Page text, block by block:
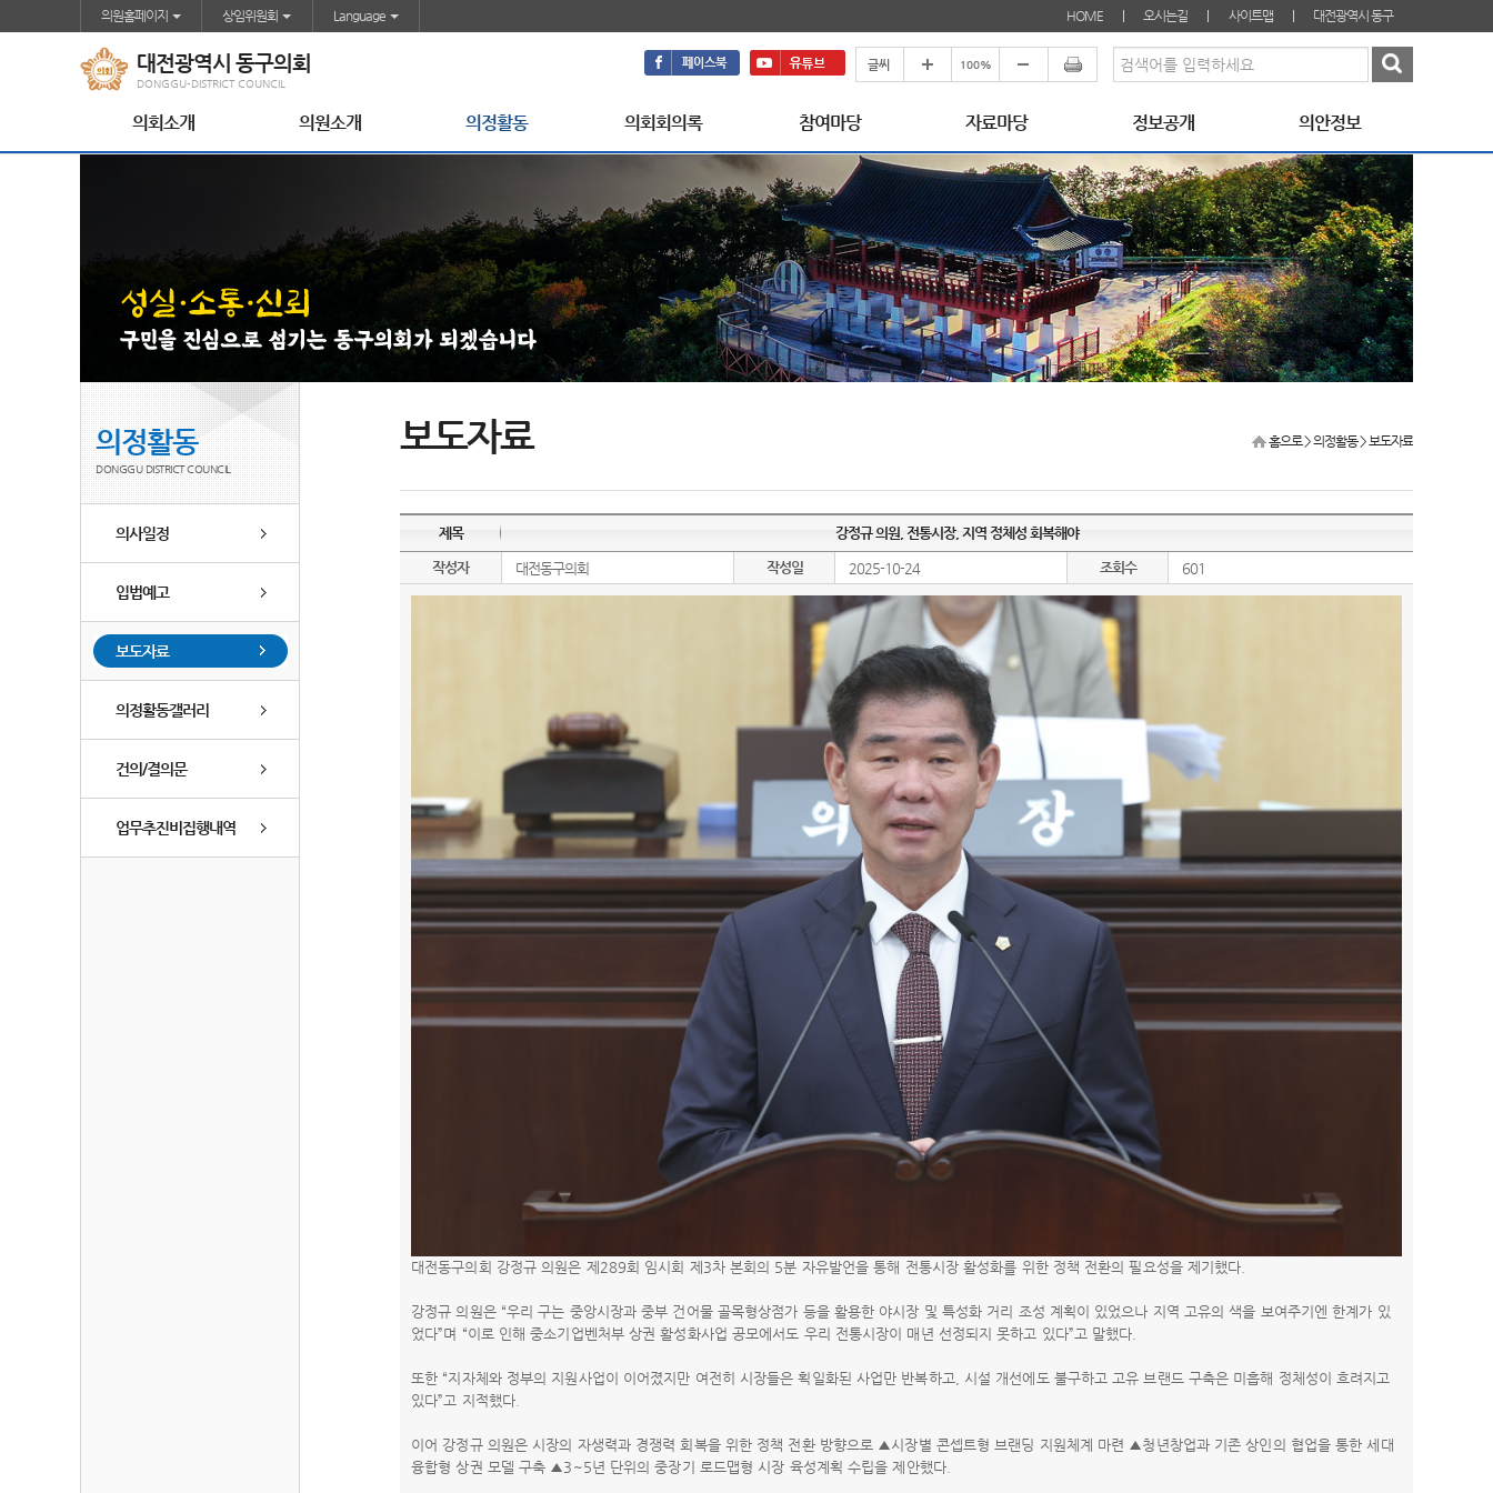
의원홈페이지 상임위원회 Language HOME 오시는길 사이트맵 대전광역시 동구
대전광역시 동구의회
DONGGU-DISTRICT COUNCIL
의회소개 의원소개 의정활동 의회회의록 참여마당 자료마당 정보공개 의안정보
의정활동
DONGGU DISTRICT COUNCIL
의사일정
입법예고
보도자료
의정활동갤러리
건의/결의문
업무추진비집행내역
보도자료 홈으로> 의정활동 >보도자료
제목 강정규 의원, 전통시장, 지역 정체성 회복해야
작성자 대전동구의회 작성일 2025-10-24 조회수 601
대전동구의회 강정규 의원은 제289회 임시회 제3차 본회의 5분 자유발언을 통해 전통시장 활성화를 위한 정책 전환의 필요성을 제기했다.
강정규 의원은 “우리 구는 중앙시장과 중부 건어물 골목형상점가 등을 활용한 야시장 및 특성화 거리 조성 계획이 있었으나 지역 고유의 색을 보여주기엔 한계가 있
었다”며 “이로 인해 중소기업벤처부 상권 활성화사업 공모에서도 우리 전통시장이 매년 선정되지 못하고 있다”고 말했다.
또한 “지자체와 정부의 지원사업이 이어졌지만 여전히 시장들은 획일화된 사업만 반복하고, 시설 개선에도 불구하고 고유 브랜드 구축은 미흡해 정체성이 흐려지고
있다”고 지적했다.
이어 강정규 의원은 시장의 자생력과 경쟁력 회복을 위한 정책 전환 방향으로 ▲시장별 콘셉트형 브랜딩 지원체계 마련 ▲청년창업과 기존 상인의 협업을 통한 세대
융합형 상권 모델 구축 ▲3~5년 단위의 중장기 로드맵형 시장 육성계획 수립을 제안했다.